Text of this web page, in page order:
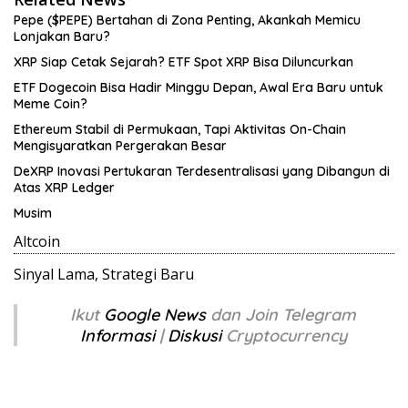
Pepe ($PEPE) Bertahan di Zona Penting, Akankah Memicu
Lonjakan Baru?
XRP Siap Cetak Sejarah? ETF Spot XRP Bisa Diluncurkan
ETF Dogecoin Bisa Hadir Minggu Depan, Awal Era Baru untuk
Meme Coin?
Ethereum Stabil di Permukaan, Tapi Aktivitas On-Chain
Mengisyaratkan Pergerakan Besar
DeXRP Inovasi Pertukaran Terdesentralisasi yang Dibangun di
Atas XRP Ledger
Musim
Altcoin
Sinyal Lama, Strategi Baru
Ikut Google News dan Join Telegram
Informasi|DiskusiCryptocurrency